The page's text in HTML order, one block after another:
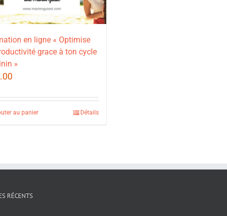
en ligne « Optimise
grace à ton cycle
»
au panier Détails
RÉCENTS